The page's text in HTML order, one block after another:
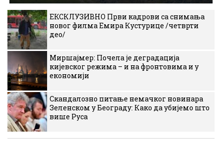
ЕКСКЛУЗИВНО Први кадрови са снимања
новог филма Емира Кустурице /четврти
део/
Миршајмер: Почела је деградација
кијевског режима – и на фронтовима и у
економији
Скандалозно питање немачког новинара
Зеленском у Београду: Како да убијемо што
више Руса